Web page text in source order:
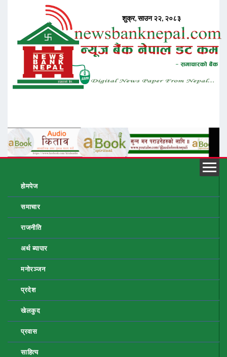
होमपेज
समाचार
राजनीति
अर्थ ब्यापार
मनोरञ्जन
प्रदेश
खेलकुद
प्रवास
साहित्य